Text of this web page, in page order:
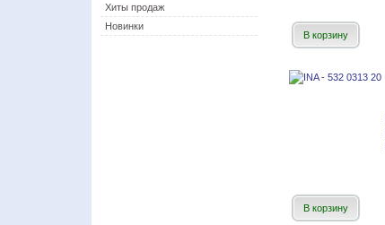
Хиты продаж
Новинки
В корзину
В корзину